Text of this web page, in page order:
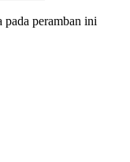
pada peramban ini